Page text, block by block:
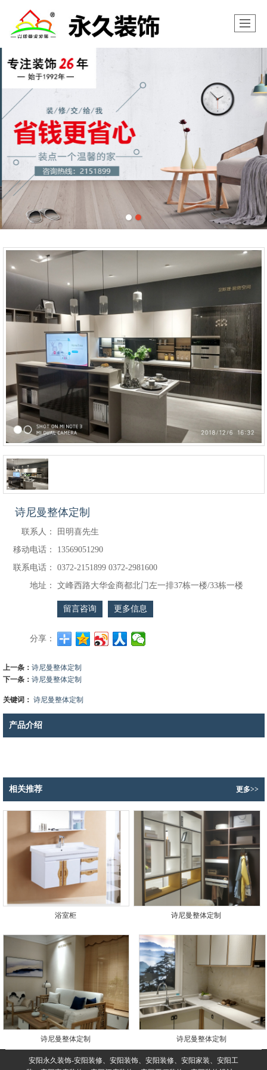
诗尼曼整体定制
联系人：
田明喜先生
移动电话：
13569051290
联系电话：
0372-2151899 0372-2981600
地址：
文峰西路大华金商都北门左一排37栋一楼/33栋一楼
留言咨询 更多信息
分享：
上一条： 诗尼曼整体定制
下一条： 诗尼曼整体定制
关键词： 诗尼曼整体定制
产品介绍
相关推荐 更多>>
浴室柜 诗尼曼整体定制
诗尼曼整体定制 诗尼曼整体定制
安阳永久装饰-安阳装修、安阳装饰、安阳装修、安阳家装、安阳工